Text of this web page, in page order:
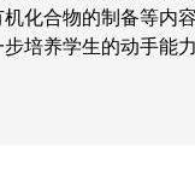
化合物的制备等内
步培养学生的动手能